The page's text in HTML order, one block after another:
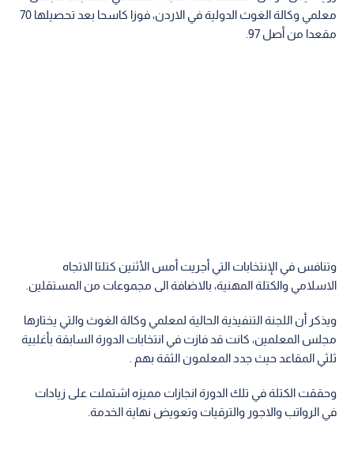
معلمي وكالة الغوث الدولية في الاردن، فوزا كاسحا بعد تحصيلها 70
مقعدا من أصل 97.
وتنافس في الإنتخابات التي أجريت أمس الأثنين كتلتا الاتجاه
الاسلامي والكتلة المهنية، بالاضافة الى مجموعات من المستقلين.
ويذكر أن اللجنة التنفيذية الحالية لمعلمي وكالة الغوث والتي يختارها
مجلس المعلمين، كانت قد فازت في انتخابات الدورة السابقة بأغلبية
ثلثي المقاعد حيث جدد المعلمون الثقة بهم .
وحققت الكتلة في تلك الدورة انجازات مميزه اشتملت على زيادات
في الرواتب والاجور والترقيات وتعويض نهاية الخدمة.